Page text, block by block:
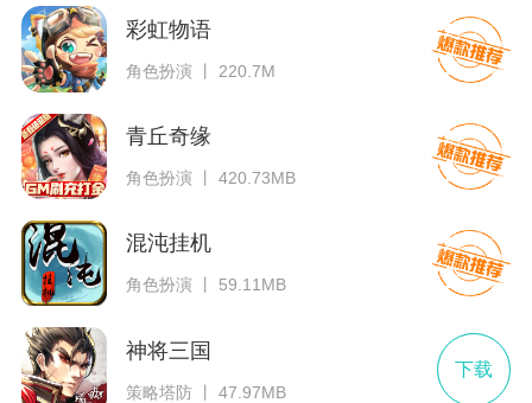
彩虹物语
角色扮演 丨 220.7M
青丘奇缘
角色扮演 丨 420.73MB
混沌挂机
角色扮演 丨 59.11MB
神将三国
策略塔防 丨 47.97MB
下载